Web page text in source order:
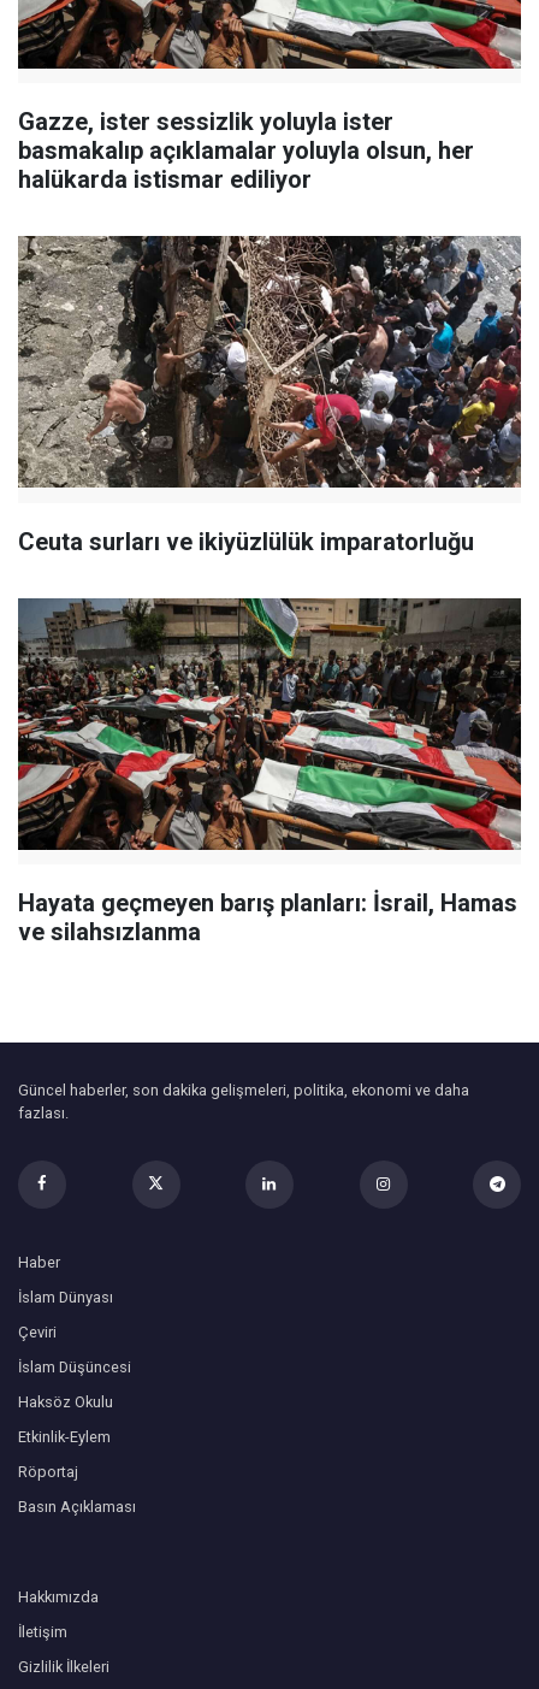
Gazze, ister sessizlik yoluyla ister
basmakalıp açıklamalar yoluyla olsun, her
halükarda istismar ediliyor
Ceuta surları ve ikiyüzlülük imparatorluğu
Hayata geçmeyen barış planları: İsrail, Hamas
ve silahsızlanma
Güncel haberler, son dakika gelişmeleri, politika, ekonomi ve daha
fazlası.
Haber
İslam Dünyası
Çeviri
İslam Düşüncesi
Haksöz Okulu
Etkinlik-Eylem
Röportaj
Basın Açıklaması
Hakkımızda
İletişim
Gizlilik İlkeleri